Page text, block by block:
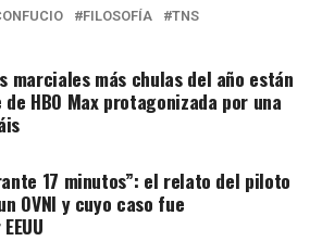
e
a
ail py
n
m
ar
FILOSOFÍA TNS
marciales más chulas del año están
HBO Max protagonizada por una
17 minutos”: el relato del piloto
OVNI y cuyo caso fue